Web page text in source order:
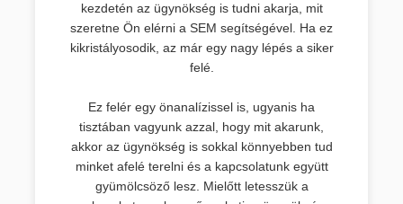
kezdetén az ügynökség is tudni akarja, mit
szeretne Ön elérni a SEM segítségével. Ha ez
kikristályosodik, az már egy nagy lépés a siker
felé.
Ez felér egy önanalízissel is, ugyanis ha
tisztában vagyunk azzal, hogy mit akarunk,
akkor az ügynökség is sokkal könnyebben tud
minket afelé terelni és a kapcsolatunk együtt
gyümölcsöző lesz. Mielőtt letesszük a